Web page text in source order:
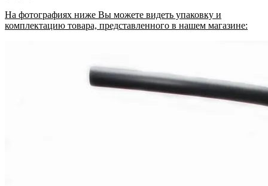
На фотографиях ниже Вы можете видеть упаковку и
комплектацию товара, представленного в нашем магазине: